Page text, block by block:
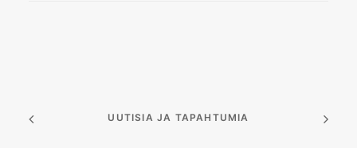
UUTISIA JA TAPAHTUMIA